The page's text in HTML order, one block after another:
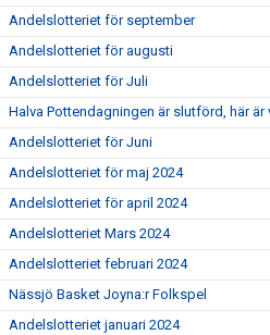
Andelslotteriet för september
Andelslotteriet för augusti
Andelslotteriet för Juli
Halva Pottendagningen är slutförd, här är
Andelslotteriet för Juni
Andelslotteriet för maj 2024
Andelslotteriet för april 2024
Andelslotteriet Mars 2024
Andelslotteriet februari 2024
Nässjö Basket Joyna:r Folkspel
Andelslotteriet januari 2024